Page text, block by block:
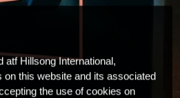
atf Hillsong International,
on this website and its associated
the use of cookies on